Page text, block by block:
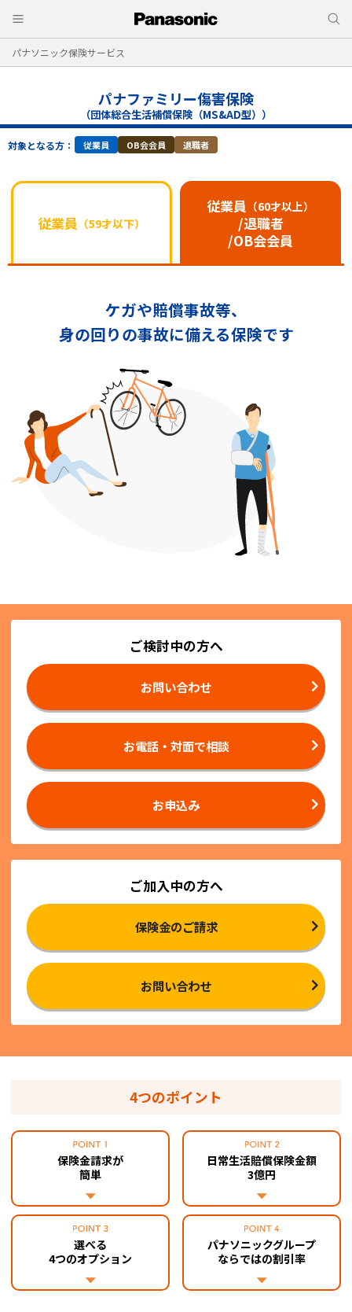
パナソニック保険サービス
パナファミリー傷害保険
（団体総合生活補償保険（MS&AD型））
対象となる方： 従業員 OB会会員 退職者
従業員 （59才以下）
従業員 （60才以上）
/退職者
/OB会会員
ケガや賠償事故等、
身の回りの事故に備える保険です
ご検討中の方へ
お問い合わせ
お電話・対面で相談
お申込み
ご加入中の方へ
保険金のご請求
お問い合わせ
4つのポイント
保険金請求が
簡単
日常生活賠償保険金額
3億円
選べる
4つのオプション
パナソニックグループ
ならではの割引率